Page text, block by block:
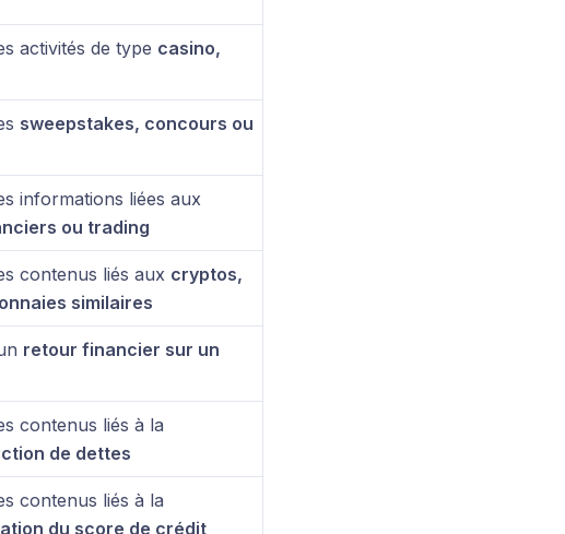
activités de type casino,
sweepstakes, concours ou
informations liées aux
ou trading
contenus liés aux cryptos,
similaires
retour financier sur un
contenus liés à la
de dettes
contenus liés à la
du score de crédit